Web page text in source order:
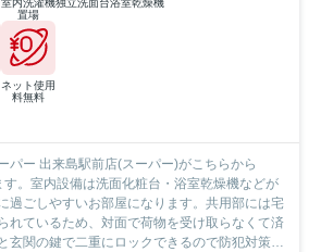
室内洗濯機
置場
独立洗面台浴室乾燥機
ネット使用
料無料
パー 出来島駅前店(スーパー)がこちらから
。室内設備は洗面化粧台・浴室乾燥機などが
過ごしやすいお部屋になります。共用部には宅
れているため、対面で荷物を受け取らなくて済
玄関の鍵で二重にロックできるので防犯対策に